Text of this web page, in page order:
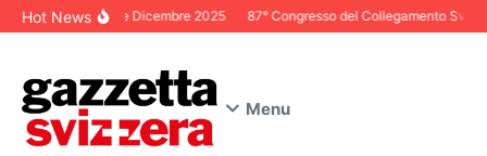
Salta al contenuto
Hot NewsEditoriale Dicembre 2025 87° Congresso del Collegamento
Menu